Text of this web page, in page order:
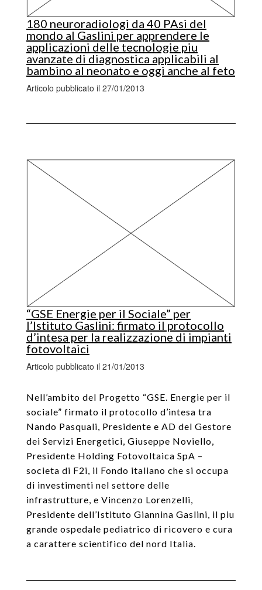
180 neuroradiologi da 40 PAsi del
mondo al Gaslini per apprendere le
applicazioni delle tecnologie piu
avanzate di diagnostica applicabili al
bambino al neonato e oggi anche al feto
Articolo pubblicato il 27/01/2013
“GSE Energie per il Sociale” per
l’Istituto Gaslini: firmato il protocollo
d’intesa per la realizzazione di impianti
fotovoltaici
Articolo pubblicato il 21/01/2013
Nell’ambito del Progetto “GSE. Energie per il
sociale” firmato il protocollo d’intesa tra
Nando Pasquali, Presidente e AD del Gestore
dei Servizi Energetici, Giuseppe Noviello,
Presidente Holding Fotovoltaica SpA –
societa di F2i, il Fondo italiano che si occupa
di investimenti nel settore delle
infrastrutture, e Vincenzo Lorenzelli,
Presidente dell’Istituto Giannina Gaslini, il piu
grande ospedale pediatrico di ricovero e cura
a carattere scientifico del nord Italia.